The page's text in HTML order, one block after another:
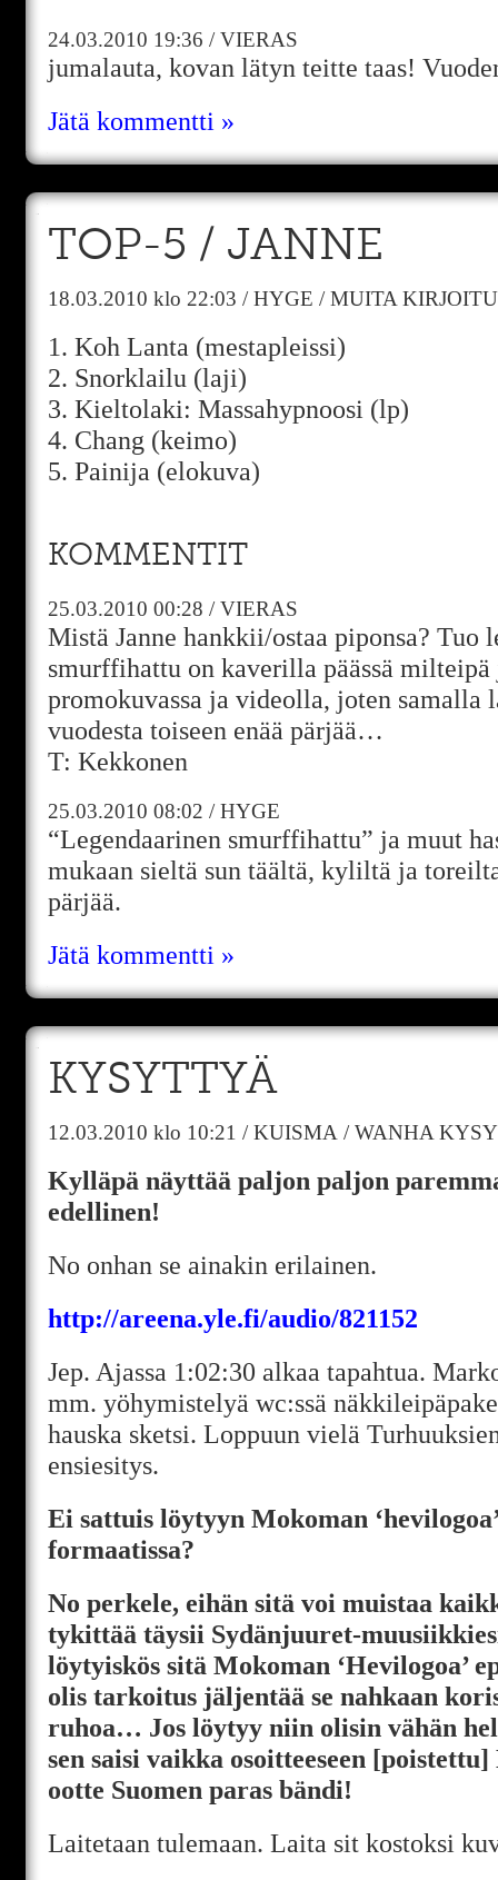
24.03.2010 19:36 /VIERAS
jumalauta, kovan lätyn teitte taas!
Jätä kommentti »
TOP-5 / JANNE
18.03.2010 klo 22:03 /HYGE /MUITA
1. Koh Lanta (mestapleissi)
2. Snorklailu (laji)
3. Kieltolaki: Massahypnoosi (lp)
4. Chang (keimo)
5. Painija (elokuva)
KOMMENTIT
25.03.2010 00:28 /VIERAS
Mistä Janne hankkii/ostaa piponsa? Tuo
smurffihattu on kaverilla päässä milteipä
promokuvassa ja videolla, joten samalla
vuodesta toiseen enää pärjää…
T: Kekkonen
25.03.2010 08:02 /HYGE
“Legendaarinen smurffihattu” ja muut
mukaan sieltä sun täältä, kyliltä ja
pärjää.
Jätä kommentti »
KYSYTTYÄ
12.03.2010 klo 10:21 /KUISMA /WANHA
Kylläpä näyttää paljon paljon
edellinen!
No onhan se ainakin erilainen.
http://areena.yle.fi/audio/821152
Jep. Ajassa 1:02:30 alkaa tapahtua.
mm. yöhymistelyä wc:ssä
hauska sketsi. Loppuun vielä
ensiesitys.
Ei sattuis löytyyn Mokoman
formaatissa?
No perkele, eihän sitä voi muistaa
tykittää täysii Sydänjuuret-
löytyiskös sitä Mokoman ‘Hevilogoa’
olis tarkoitus jäljentää se nahkaan
ruhoa… Jos löytyy niin olisin vähän
sen saisi vaikka osoitteeseen
ootte Suomen paras bändi!
Laitetaan tulemaan. Laita sit kostoksi